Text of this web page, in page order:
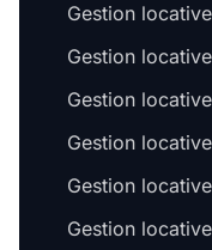
Gestion
Gestion
Gestion
Gestion
Gestion
Gestion